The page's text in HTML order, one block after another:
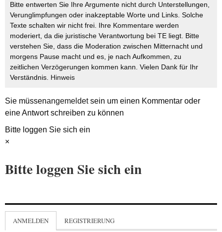
Bitte entwerten Sie Ihre Argumente nicht durch Unterstellungen,
Verunglimpfungen oder inakzeptable Worte und Links. Solche
Texte schalten wir nicht frei. Ihre Kommentare werden
moderiert, da die juristische Verantwortung bei TE liegt. Bitte
verstehen Sie, dass die Moderation zwischen Mitternacht und
morgens Pause macht und es, je nach Aufkommen, zu
zeitlichen Verzögerungen kommen kann. Vielen Dank für Ihr
Verständnis. Hinweis
Sie müssenangemeldetsein um einen Kommentar oder
eine Antwort schreiben zu können
Bitte loggen Sie sich ein
×
Bitte loggen Sie sich ein
ANMELDEN REGISTRIERUNG